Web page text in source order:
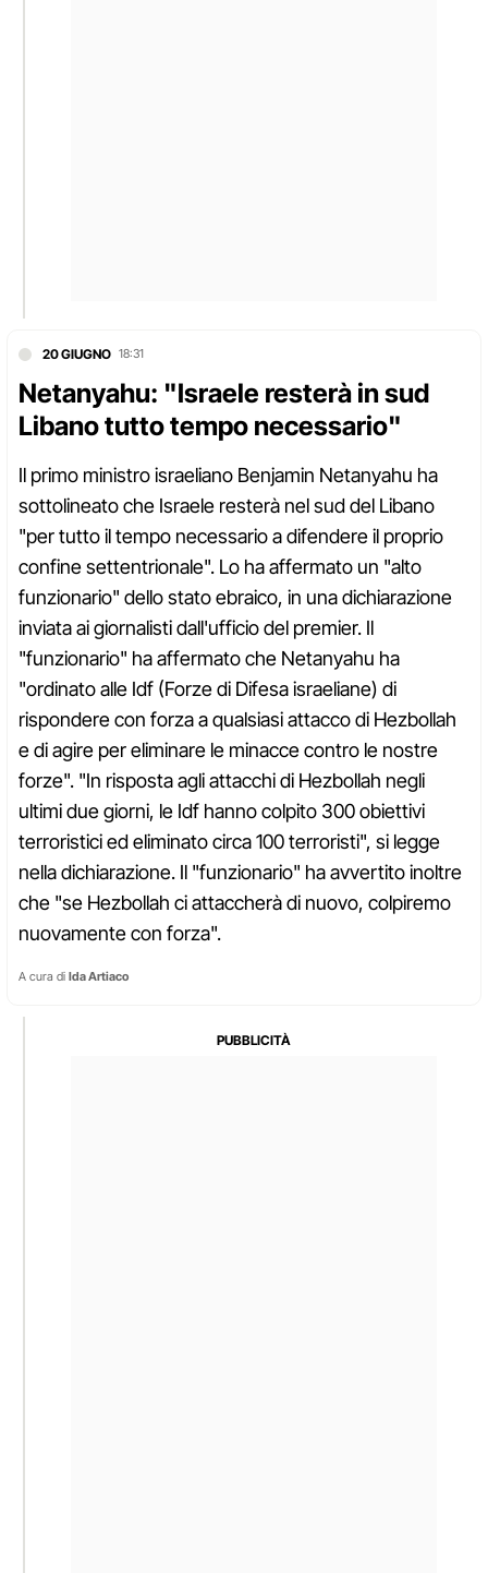
20 GIUGNO 18:31
Netanyahu: "Israele resterà in sud
Libano tutto tempo necessario"
Il primo ministro israeliano Benjamin Netanyahu ha
sottolineato che Israele resterà nel sud del Libano
"per tutto il tempo necessario a difendere il proprio
confine settentrionale". Lo ha affermato un "alto
funzionario" dello stato ebraico, in una dichiarazione
inviata ai giornalisti dall'ufficio del premier. Il
"funzionario" ha affermato che Netanyahu ha
"ordinato alle Idf (Forze di Difesa israeliane) di
rispondere con forza a qualsiasi attacco di Hezbollah
e di agire per eliminare le minacce contro le nostre
forze". "In risposta agli attacchi di Hezbollah negli
ultimi due giorni, le Idf hanno colpito 300 obiettivi
terroristici ed eliminato circa 100 terroristi", si legge
nella dichiarazione. Il "funzionario" ha avvertito inoltre
che "se Hezbollah ci attaccherà di nuovo, colpiremo
nuovamente con forza".
A cura di Ida Artiaco